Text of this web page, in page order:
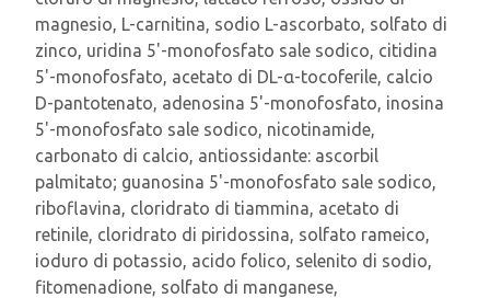
magnesio, L-carnitina, sodio L-ascorbato, solfato di
zinco, uridina 5'-monofosfato sale sodico, citidina
5'-monofosfato, acetato di DL-α-tocoferile, calcio
D-pantotenato, adenosina 5'-monofosfato, inosina
5'-monofosfato sale sodico, nicotinamide,
carbonato di calcio, antiossidante: ascorbil
palmitato; guanosina 5'-monofosfato sale sodico,
riboflavina, cloridrato di tiammina, acetato di
retinile, cloridrato di piridossina, solfato rameico,
ioduro di potassio, acido folico, selenito di sodio,
fitomenadione, solfato di manganese,